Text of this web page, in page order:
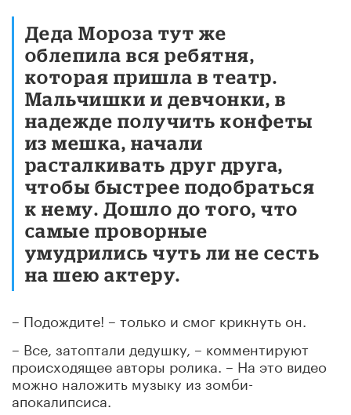
Деда Мороза тут же
облепила вся ребятня,
которая пришла в театр.
Мальчишки и девчонки, в
надежде получить конфеты
из мешка, начали
расталкивать друг друга,
чтобы быстрее подобраться
к нему. Дошло до того, что
самые проворные
умудрились чуть ли не сесть
на шею актеру.
– Подождите! – только и смог крикнуть он.
– Все, затоптали дедушку, – комментируют
происходящее авторы ролика. – На это видео
можно наложить музыку из зомби-
апокалипсиса.